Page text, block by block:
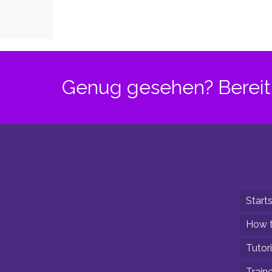
Genug gesehen?
How